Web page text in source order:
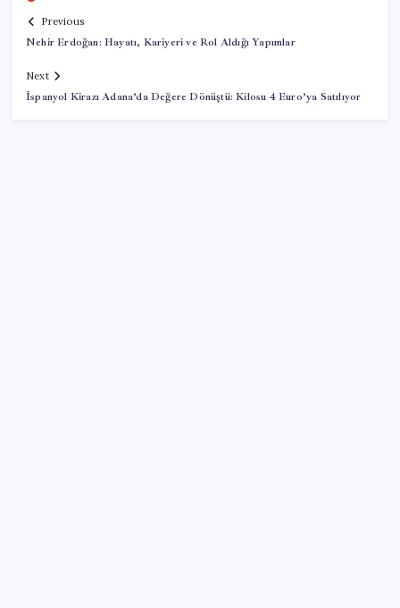
Previous
Nehir Erdoğan: Hayatı, Kariyeri ve Rol Aldığı Yapımlar
Next
İspanyol Kirazı Adana’da Değere Dönüştü: Kilosu 4 Euro’ya Satılıyor